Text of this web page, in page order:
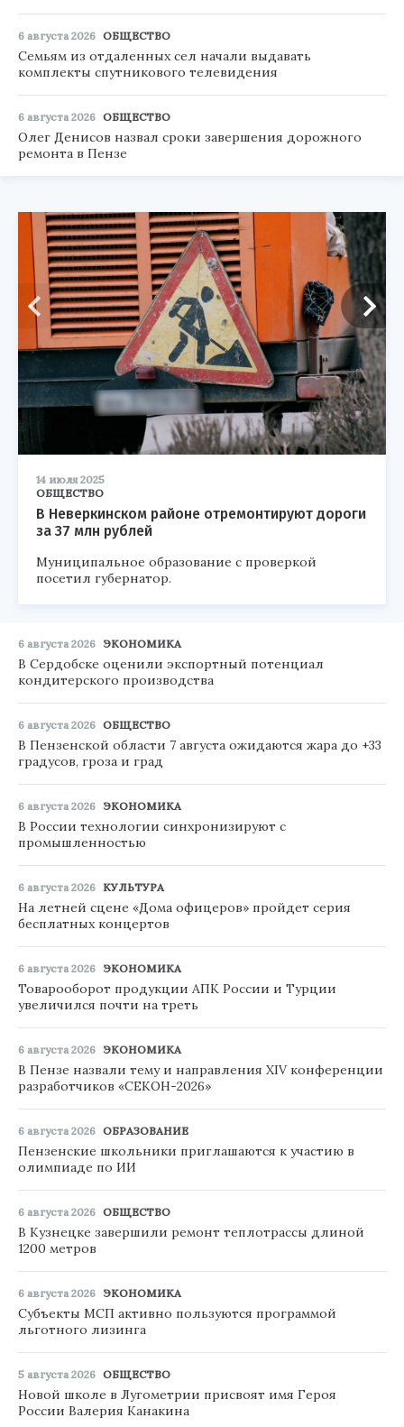
6 августа 2026 ОБЩЕСТВО
Семьям из отдаленных сел начали выдавать
комплекты спутникового телевидения
6 августа 2026 ОБЩЕСТВО
Олег Денисов назвал сроки завершения дорожного
ремонта в Пензе
14 июля 2025
ОБЩЕСТВО
В Неверкинском районе отремонтируют дороги
за 37 млн рублей
Муниципальное образование с проверкой
посетил губернатор.
6 августа 2026 ЭКОНОМИКА
В Сердобске оценили экспортный потенциал
кондитерского производства
6 августа 2026 ОБЩЕСТВО
В Пензенской области 7 августа ожидаются жара до +33
градусов, гроза и град
6 августа 2026 ЭКОНОМИКА
В России технологии синхронизируют с
промышленностью
6 августа 2026 КУЛЬТУРА
На летней сцене «Дома офицеров» пройдет серия
бесплатных концертов
6 августа 2026 ЭКОНОМИКА
Товарооборот продукции АПК России и Турции
увеличился почти на треть
6 августа 2026 ЭКОНОМИКА
В Пензе назвали тему и направления XIV конференции
разработчиков «СЕКОН-2026»
6 августа 2026 ОБРАЗОВАНИЕ
Пензенские школьники приглашаются к участию в
олимпиаде по ИИ
6 августа 2026 ОБЩЕСТВО
В Кузнецке завершили ремонт теплотрассы длиной
1200 метров
6 августа 2026 ЭКОНОМИКА
Субъекты МСП активно пользуются программой
льготного лизинга
5 августа 2026 ОБЩЕСТВО
Новой школе в Лугометрии присвоят имя Героя
России Валерия Канакина